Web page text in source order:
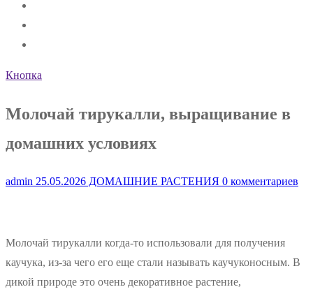
Кнопка
Молочай тирукалли, выращивание в
домашних условиях
admin 25.05.2026 ДОМАШНИЕ РАСТЕНИЯ 0 комментариев
Молочай тирукалли когда-то использовали для получения
каучука, из-за чего его еще стали называть каучуконосным. В
дикой природе это очень декоративное растение,